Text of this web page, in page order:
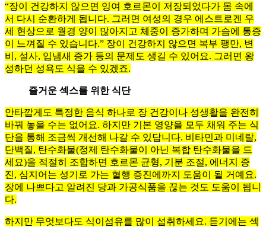
“장이 건강하지 않으면 잉여 호르몬이 저장되었다가 몸 속에
서 다시 순환하게 됩니다. 그러면 여성의 경우 에스트로겐 우
세 현상으로 월경 양이 많아지고 체중이 증가하며 가슴에 통증
이 느껴질 수 있습니다.” 장이 건강하지 않으면 복부 팽만, 변
비, 설사, 입냄새 증가 등의 문제도 생길 수 있어요. 그러면 왕
성하던 성욕도 식을 수 있겠죠.
즐거운 섹스를 위한 식단
안타깝게도 특정한 음식 하나로 장 건강이나 성생활을 완전히
바꿔 놓을 수는 없어요. 하지만 기본 영양을 모두 채워 주는 식
단을 통해 조금씩 개선해 나갈 수 있답니다. 비타민과 미네랄,
단백질, 탄수화물(정제 탄수화물이 아닌 복합 탄수화물을 드
세요)을 적절히 조합하면 호르몬 균형, 기분 조절, 에너지 증
진, 심지어는 성기로 가는 혈행 증진에까지 도움이 될 거예요.
장에 나쁘다고 알려진 당과 가공식품을 끊는 것도 도움이 됩니
다.
하지만 무엇보다도 식이섬유를 많이 섭취하세요. 듣기에는 섹